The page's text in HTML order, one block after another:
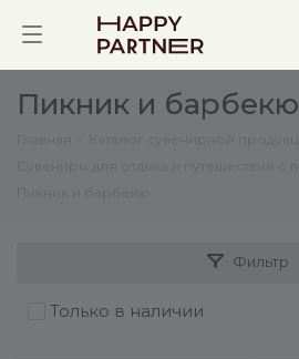
Пикник и барбекю
Фильтр
Только в наличии